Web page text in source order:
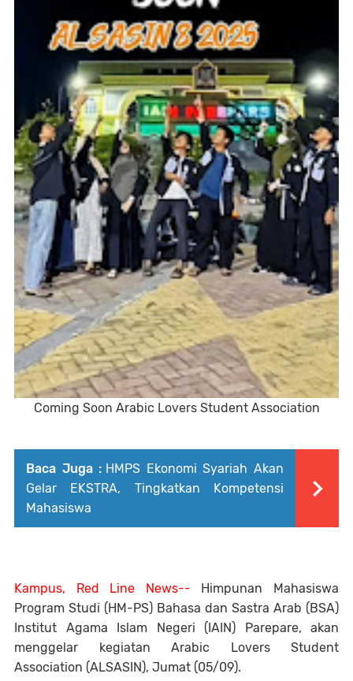
Coming Soon Arabic Lovers Student Association
Baca Juga : HMPS Ekonomi Syariah Akan
Gelar EKSTRA, Tingkatkan Kompetensi
Mahasiswa
Kampus, Red Line News-- Himpunan Mahasiswa
Program Studi (HM-PS) Bahasa dan Sastra Arab (BSA)
Institut Agama Islam Negeri (IAIN) Parepare, akan
menggelar kegiatan Arabic Lovers Student
Association (ALSASIN), Jumat (05/09).